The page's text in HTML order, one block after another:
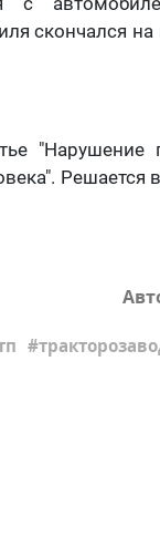
скончался
"Нарушение
Решается